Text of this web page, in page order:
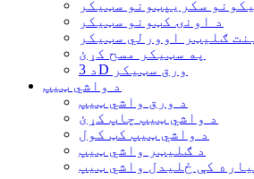
سکریپټونو سټیکر
د اونۍ کټونو سټیکر
ګلیټر اوورلي سټیکر
په سټیکر مسح کړئ
د 3D ورق سټیکر
د واشي ټیپ
د ورق واشي ټیپ
د واشي ټیپ چاپ کړئ
د واشي ټیپ کټ کول
د ګلیټر واشي ټیپ
کې ځلیدل واشي ټیپ